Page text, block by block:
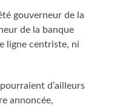
gouverneur de la
de la banque
ligne centriste, ni
d’ailleurs
annoncée,